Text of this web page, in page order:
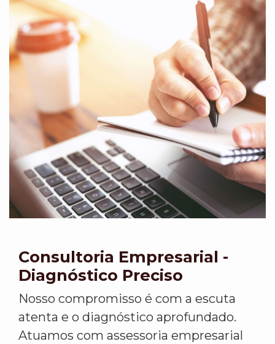
Consultoria Empresarial -
Diagnóstico Preciso
Nosso compromisso é com a escuta
atenta e o diagnóstico aprofundado.
Atuamos com assessoria empresarial